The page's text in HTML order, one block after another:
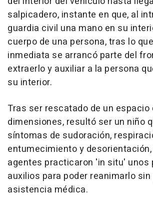
salpicadero, instante en que, al
guardia civil una mano en su
cuerpo de una persona, tras lo
inmediata se arrancó parte del
extraerlo y auxiliar a la persona
su interior.
Tras ser rescatado de un espacio
dimensiones, resultó ser un niño
síntomas de sudoración,
entumecimiento y
agentes practicaron 'in situ' unos
auxilios para poder reanimarlo
asistencia médica.